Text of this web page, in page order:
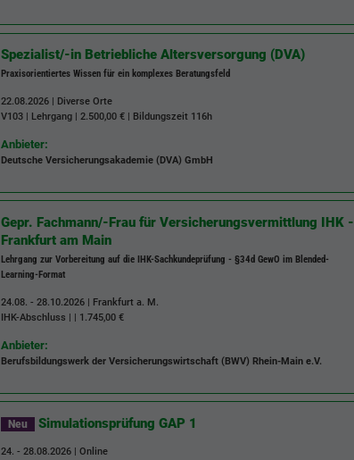
Spezialist/-in Betriebliche Altersversorgung (DVA)
Praxisorientiertes Wissen für ein komplexes Beratungsfeld
22.08.2026 | Diverse Orte
V103 | Lehrgang | 2.500,00 € | Bildungszeit 116h
Anbieter:
Deutsche Versicherungsakademie (DVA) GmbH
Gepr. Fachmann/-Frau für Versicherungsvermittlung IHK -
Frankfurt am Main
Lehrgang zur Vorbereitung auf die IHK-Sachkundeprüfung - §34d GewO im Blended-
Learning-Format
24.08. - 28.10.2026 | Frankfurt a. M.
IHK-Abschluss | | 1.745,00 €
Anbieter:
Berufsbildungswerk der Versicherungswirtschaft (BWV) Rhein-Main e.V.
Neu Simulationsprüfung GAP 1
24. - 28.08.2026 | Online